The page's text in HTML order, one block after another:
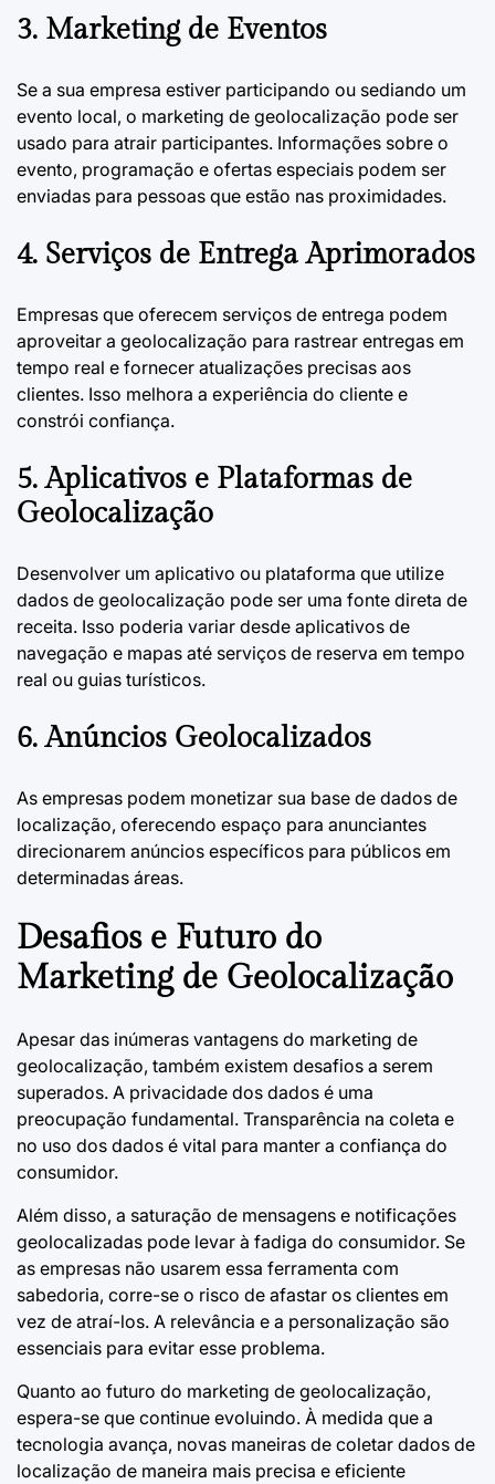
3. Marketing de Eventos
Se a sua empresa estiver participando ou sediando um
evento local, o marketing de geolocalização pode ser
usado para atrair participantes. Informações sobre o
evento, programação e ofertas especiais podem ser
enviadas para pessoas que estão nas proximidades.
4. Serviços de Entrega Aprimorados
Empresas que oferecem serviços de entrega podem
aproveitar a geolocalização para rastrear entregas em
tempo real e fornecer atualizações precisas aos
clientes. Isso melhora a experiência do cliente e
constrói confiança.
5. Aplicativos e Plataformas de
Geolocalização
Desenvolver um aplicativo ou plataforma que utilize
dados de geolocalização pode ser uma fonte direta de
receita. Isso poderia variar desde aplicativos de
navegação e mapas até serviços de reserva em tempo
real ou guias turísticos.
6. Anúncios Geolocalizados
As empresas podem monetizar sua base de dados de
localização, oferecendo espaço para anunciantes
direcionarem anúncios específicos para públicos em
determinadas áreas.
Desafios e Futuro do
Marketing de Geolocalização
Apesar das inúmeras vantagens do marketing de
geolocalização, também existem desafios a serem
superados. A privacidade dos dados é uma
preocupação fundamental. Transparência na coleta e
no uso dos dados é vital para manter a confiança do
consumidor.
Além disso, a saturação de mensagens e notificações
geolocalizadas pode levar à fadiga do consumidor. Se
as empresas não usarem essa ferramenta com
sabedoria, corre-se o risco de afastar os clientes em
vez de atraí-los. A relevância e a personalização são
essenciais para evitar esse problema.
Quanto ao futuro do marketing de geolocalização,
espera-se que continue evoluindo. À medida que a
tecnologia avança, novas maneiras de coletar dados de
localização de maneira mais precisa e eficiente